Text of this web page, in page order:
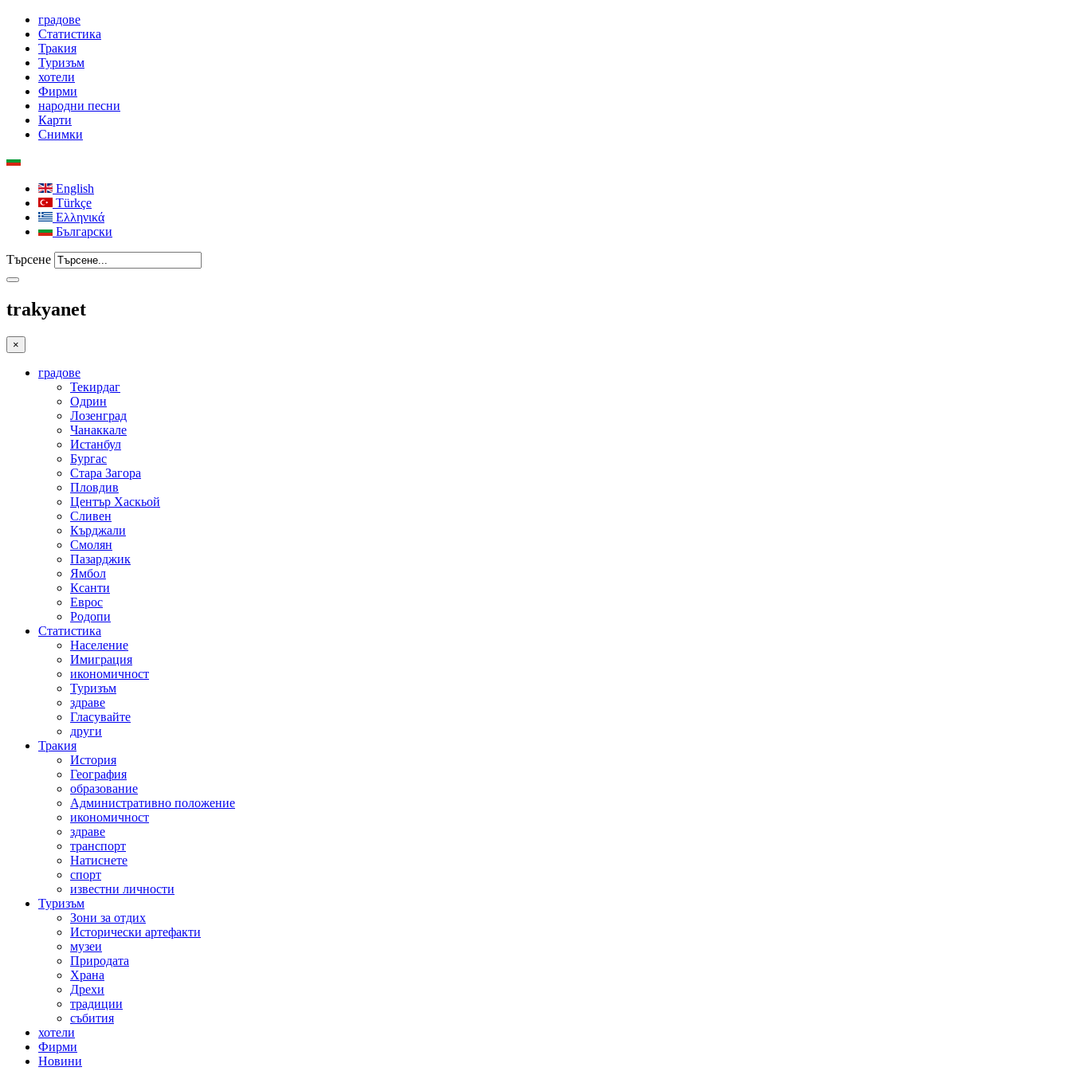
градове
Статистика
Тракия
Туризъм
хотели
Фирми
народни песни
Карти
Снимки
English
Türkçe
Ελληνικά
Български
Търсене
trakyanet
×
градове
Текирдаг
Одрин
Лозенград
Чанаккале
Истанбул
Бургас
Стара Загора
Пловдив
Център Хаскьой
Сливен
Кърджали
Смолян
Пазарджик
Ямбол
Ксанти
Еврос
Родопи
Статистика
Население
Имиграция
икономичност
Туризъм
здраве
Гласувайте
други
Тракия
История
География
образование
Административно положение
икономичност
здраве
транспорт
Натиснете
спорт
известни личности
Туризъм
Зони за отдих
Исторически артефакти
музеи
Природата
Храна
Дрехи
традиции
събития
хотели
Фирми
Новини